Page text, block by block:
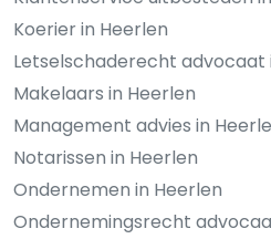
Koerier in Heerlen
Letselschaderecht advocaat
Makelaars in Heerlen
Management advies in
Notarissen in Heerlen
Ondernemen in Heerlen
Ondernemingsrecht